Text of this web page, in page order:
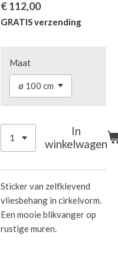
€ 112,00
GRATIS verzending
Maat
In
winkelwagen
Sticker van zelfklevend
vliesbehang in cirkelvorm.
Een mooie blikvanger op
rustige muren.